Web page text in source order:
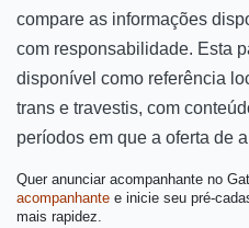
compare as informações
com responsabilidade. Esta
disponível como referência
trans e travestis, com
períodos em que a oferta de
Quer anunciar acompanhante no
acompanhante e inicie seu pré-
mais rapidez.